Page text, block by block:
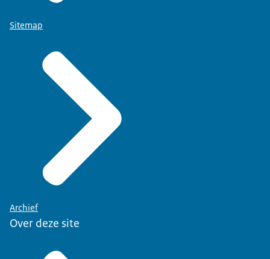
Sitemap
Archief
Over deze site